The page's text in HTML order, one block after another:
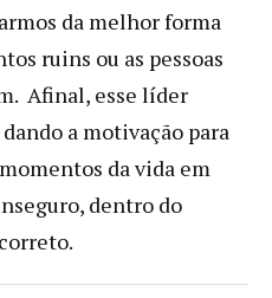
da melhor forma
ruins ou as pessoas
Afinal, esse líder
a motivação para
da vida em
dentro do